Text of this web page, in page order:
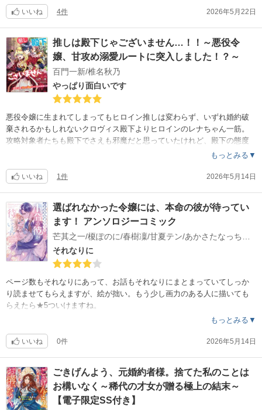
いいね 4件 2026年5月22日
推しは殿下じゃございません…！！～悪役令
嬢、甘攻め溺愛ルートに突入しました！？～
百門一新/椎名秋乃
やっぱり面白いです
悪役令嬢に生まれてしまってもヒロイン推しは変わらず、いずれ婚約破
棄されるかもしれないクロヴィス殿下よりヒロインのレナちゃん一筋。
攻略対象者たちも殿下でさえも邪魔だと思っていたけれど、殿下の態度
るハッピーエンドです。
もっとみる▼
いいね 1件 2026年5月14日
選ばれなかった令嬢には、本命の彼が待ってい
ます！ アンソロジーコミック
それなりに
ページ数もそれなりにあって、お話もそれなりにまとまっていてしっか
り読ませてもらえますが、絵が拙い。もう少し画力のある人に描いても
らえたら★5ついけますね。
もっとみる▼
いいね 0件 2026年5月14日
ごきげんよう、元婚約者様。捨てた私のことは
お構いなく～稀代の才女が贈る極上の結末～
【電子限定SS付き】